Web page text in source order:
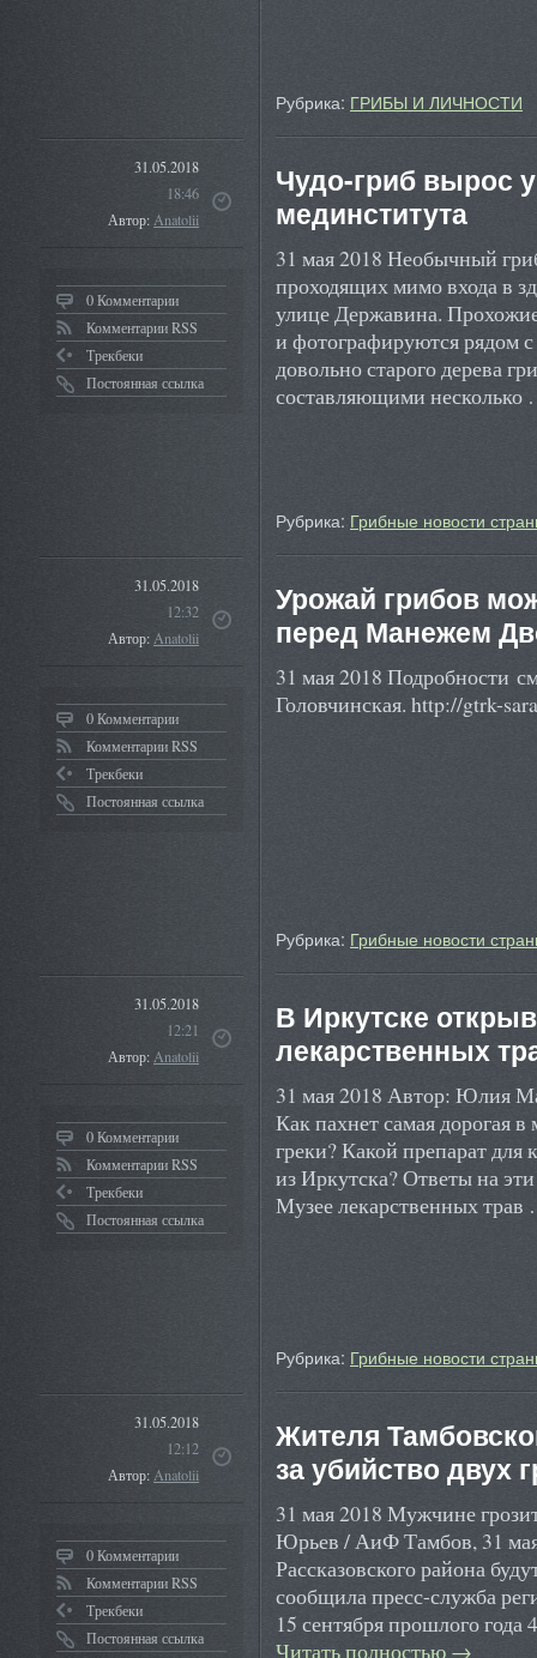
Рубрика: ГРИБЫ И ЛИЧНОСТИ
31.05.2018
18:46
Автор:Anatolii
0 Комментарии
Комментарии RSS
Трекбеки
Постоянная ссылка
Чудо-гриб вырос
мединститута
31 мая 2018 Необычный
проходящих мимо входа в
улице Державина.
и фотографируются рядом
довольно старого дерева
составляющими
Рубрика: Грибные новости
31.05.2018
12:32
Автор:Anatolii
0 Комментарии
Комментарии RSS
Трекбеки
Постоянная ссылка
Урожай грибов
перед Манежем
31 мая 2018 Подробности
Головчинская. http://gtrk-
Рубрика: Грибные новости
31.05.2018
12:21
Автор:Anatolii
0 Комментарии
Комментарии RSS
Трекбеки
Постоянная ссылка
В Иркутске
лекарственных
31 мая 2018 Автор: Юлия
Как пахнет самая дорогая
греки? Какой препарат
из Иркутска? Ответы на
Музее лекарственных
Рубрика: Грибные новости
31.05.2018
12:12
Автор:Anatolii
0 Комментарии
Комментарии RSS
Трекбеки
Постоянная ссылка
Жителя
за убийство двух
31 мая 2018 Мужчине
Юрьев / АиФ Тамбов, 31
Рассказовского района
сообщила пресс-служба
15 сентября прошлого
Читать полностью →